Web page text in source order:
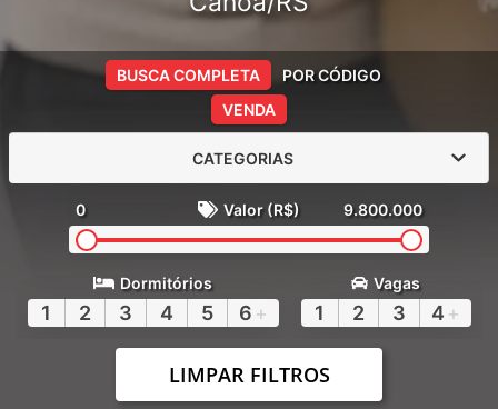
VENDA
BUSCA COMPLETA POR CÓDIGO
CATEGORIAS
0 Valor (R$) 9.800.000
Dormitórios
1 2 3 4 5 6 +
Vagas
1 2 3 4 +
LIMPAR FILTROS